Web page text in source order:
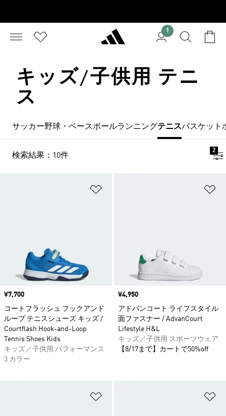
1
キッズ/子供用 テニ
ス
サッカー野球・ベースボールランニングテニスバスケット
検索結果：10件
2
価格
¥7,700
コートフラッシュ フックアンド
ループ テニスシューズ キッズ /
Courtflash Hook-and-Loop
Tennis Shoes Kids
キッズ／子供用 パフォーマンス
3 カラー
価格
¥4,950
アドバンコート ライフスタイル
面ファスナー / AdvanCourt
Lifestyle H&L
キッズ／子供用 スポーツウェア
【8/17まで】カートで50%off